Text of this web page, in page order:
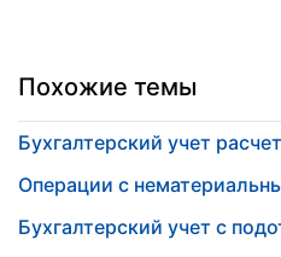
Похожие темы
Бухгалтерский учет
Операции с
Бухгалтерский учет с